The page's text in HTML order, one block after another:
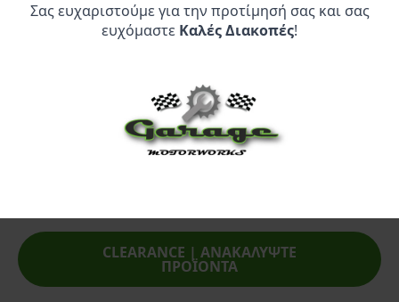
Service Point:
CLEARANCE | ΑΝΑΚΑΛΥΨΤΕ
ΠΡΟΪΟΝΤΑ
Σας ευχαριστούμε για την προτίμησή σας και σας
ευχόμαστε Καλές Διακοπές!